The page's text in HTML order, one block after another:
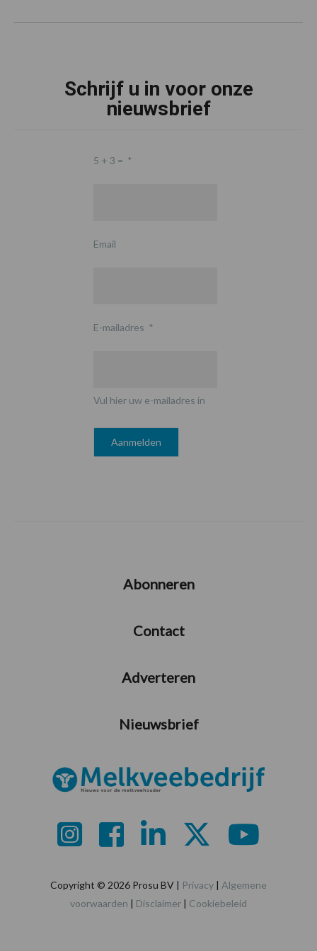
Schrijf u in voor onze
nieuwsbrief
5 + 3 = *
Email
E-mailadres *
Vul hier uw e-mailadres in
Abonneren
Contact
Adverteren
Nieuwsbrief
Copyright © 2026 Prosu BV | Privacy | Algemene
voorwaarden | Disclaimer | Cookiebeleid